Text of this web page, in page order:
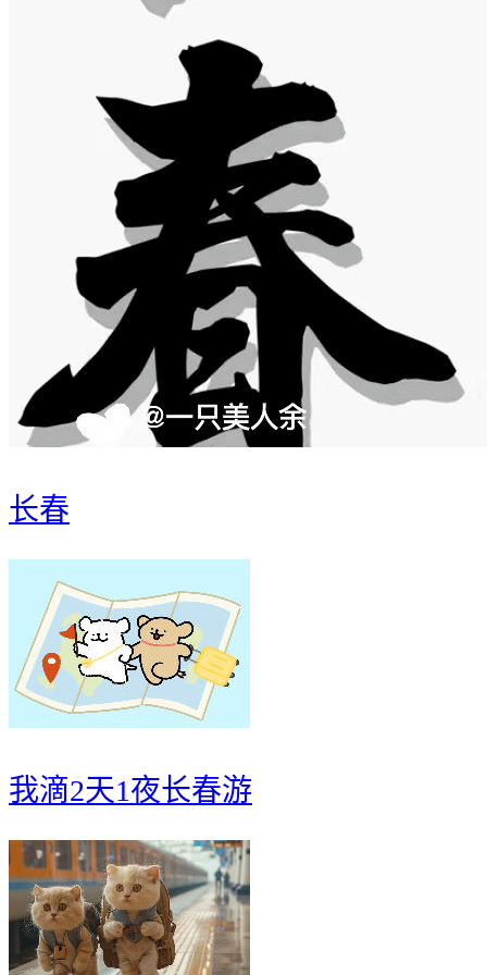
长春
我滴2天1夜长春游